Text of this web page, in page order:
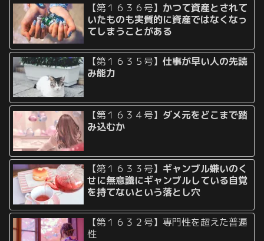
【第１６３６号】 かつて資産とされて
いたものも実質的に資産ではなくなっ
てしまうことがある
【第１６３５号】仕事が早い人の先読
み能力
【第１６３４号】 ダメ元をどこまで踏
み込むか
【第１６３３号】 ギャンブル嫌いのく
せに無意識にギャンブルしている自覚
を持てないという落とし穴
【第１６３２号】専門性を超えた普遍
性